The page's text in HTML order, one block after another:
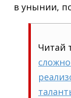
в унынии,
Читай